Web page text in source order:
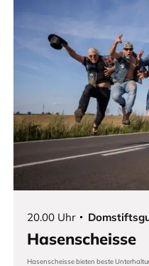
20.00 Uhr
Hasenscheisse
Hasenscheisse bieten beste